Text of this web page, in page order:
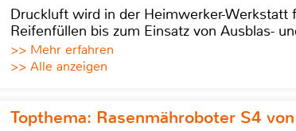
Druckluft wird in der Heimwerker-Werkstatt
Reifenfüllen bis zum Einsatz von Ausblas-
>> Mehr erfahren
>> Alle anzeigen
Topthema: Rasenmähroboter S4